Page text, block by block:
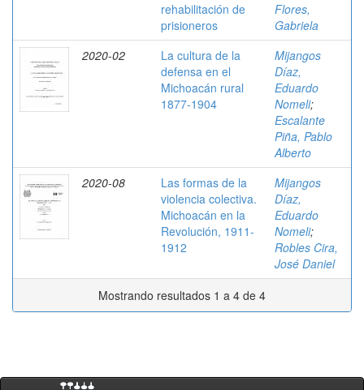
rehabilitación de
prisioneros
Flores,
Gabriela
2020-02
La cultura de la
defensa en el
Michoacán rural
1877-1904
Mijangos
Díaz,
Eduardo
Nomeli;
Escalante
Piña, Pablo
Alberto
2020-08
Las formas de la
violencia colectiva.
Michoacán en la
Revolución, 1911-
1912
Mijangos
Díaz,
Eduardo
Nomeli;
Robles Cira,
José Daniel
Mostrando resultados 1 a 4 de 4